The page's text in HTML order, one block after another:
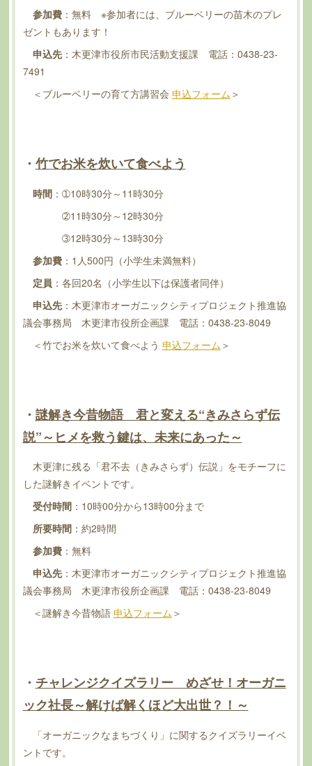
参加費：無料 ※参加者には、ブルーベリーの苗木のプレ
ゼントもあります！
申込先：木更津市役所市民活動支援課 電話：0438-23-
7491
＜ブルーベリーの育て方講習会 申込フォーム ＞
・ 竹でお米を炊いて食べよう
時間：➀10時30分～11時30分
➁11時30分～12時30分
➂12時30分～13時30分
参加費：1人500円（小学生未満無料）
定員 ：各回20名（小学生以下は保護者同伴）
申込先：木更津市オーガニックシティプロジェクト推進協
議会事務局 木更津市役所企画課 電話：0438-23-8049
＜竹でお米を炊いて食べよう 申込フォーム ＞
・ 謎解き今昔物語 君と変える“きみさらず伝
説”～ヒメを救う鍵は、未来にあった～
木更津に残る「君不去（きみさらず）伝説」をモチーフに
した謎解きイベントです。
受付時間：10時00分から13時00分まで
所要時間：約2時間
参加費：無料
申込先：木更津市オーガニックシティプロジェクト推進協
議会事務局 木更津市役所企画課 電話：0438-23-8049
＜謎解き今昔物語 申込フォーム ＞
・ チャレンジクイズラリー めざせ！オーガニ
ック社長～解けば解くほど大出世？！～
「オーガニックなまちづくり」に関するクイズラリーイベ
ントです。